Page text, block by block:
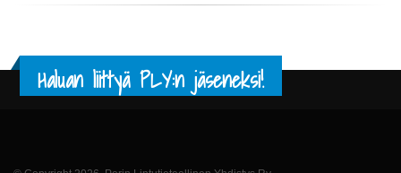
Haluan liittyä PLY:n jäseneksi!